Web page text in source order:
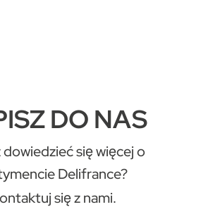
DO NAS
dowiedzieć się więcej o
Delifrance?
się z nami.